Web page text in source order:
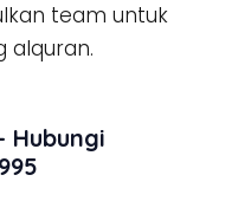
team untuk
alquran.
Hubungi